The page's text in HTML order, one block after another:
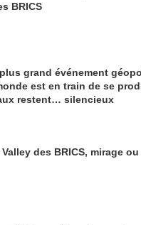
BRICS
grand événement
est en train de se
restent… silencieux
des BRICS, mirage